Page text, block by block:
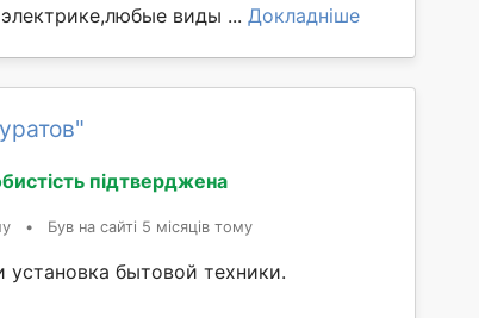
виды ... Докладніше
підтверджена
• Був на сайті 5 місяців тому
установка бытовой техники.